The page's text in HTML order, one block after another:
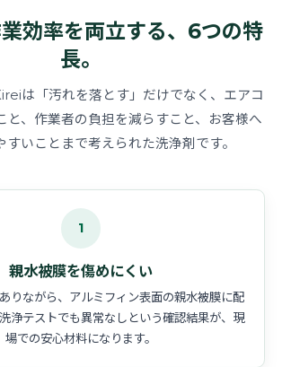
効率を両立する、6つの特
長。
は「汚れを落とす」だけでなく、エアコ
と、作業者の負担を減らすこと、お客様へ
すいことまで考えられた洗浄剤です。
1
親水被膜を傷めにくい
りながら、アルミフィン表面の親水被膜に配
浄テストでも異常なしという確認結果が、現
場での安心材料になります。